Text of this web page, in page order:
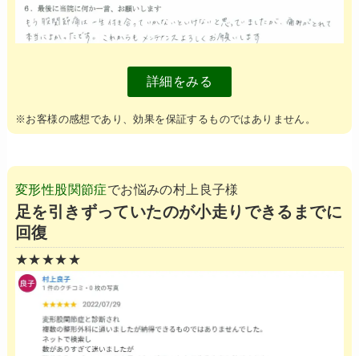
詳細をみる
※お客様の感想であり、効果を保証するものではありません。
変形性股関節症でお悩みの村上良子様
足を引きずっていたのが小走りできるまでに
回復
★★★★★